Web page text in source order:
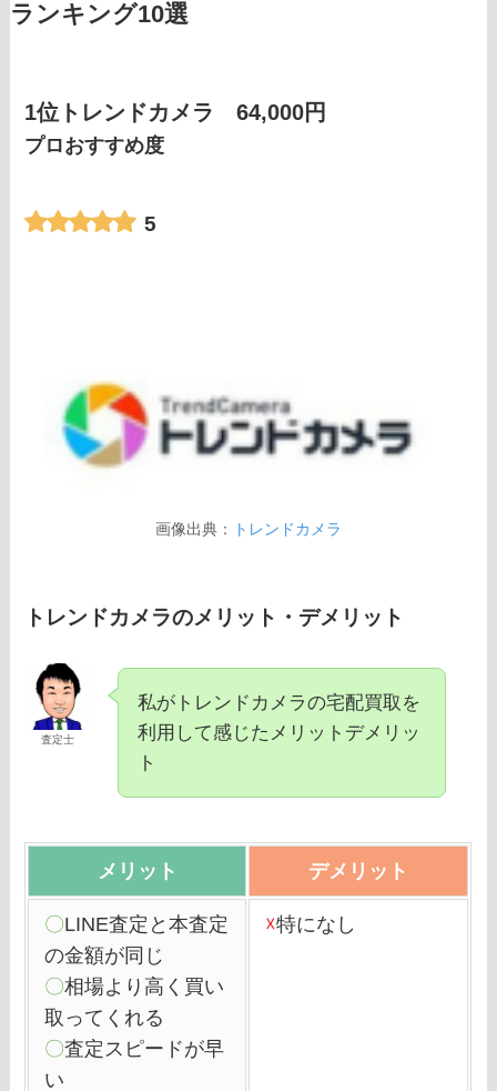
ランキング10選
1位トレンドカメラ 64,000円
プロおすすめ度
5
画像出典： トレンドカメラ
トレンドカメラのメリット・デメリット
査定士
私がトレンドカメラの宅配買取を
利用して感じたメリットデメリッ
ト
メリット デメリット
〇LINE査定と本査定
の金額が同じ
〇相場より高く買い
取ってくれる
〇査定スピードが早
い
☓特になし